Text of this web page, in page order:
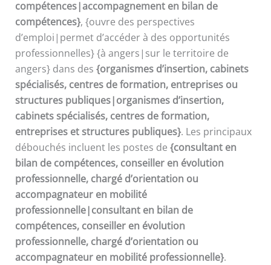
compétences|accompagnement en bilan de
compétences}, {ouvre des perspectives
d’emploi|permet d’accéder à des opportunités
professionnelles} {à angers|sur le territoire de
angers} dans des {organismes d’insertion, cabinets
spécialisés, centres de formation, entreprises ou
structures publiques|organismes d’insertion,
cabinets spécialisés, centres de formation,
entreprises et structures publiques}. Les principaux
débouchés incluent les postes de {consultant en
bilan de compétences, conseiller en évolution
professionnelle, chargé d’orientation ou
accompagnateur en mobilité
professionnelle|consultant en bilan de
compétences, conseiller en évolution
professionnelle, chargé d’orientation ou
accompagnateur en mobilité professionnelle}.